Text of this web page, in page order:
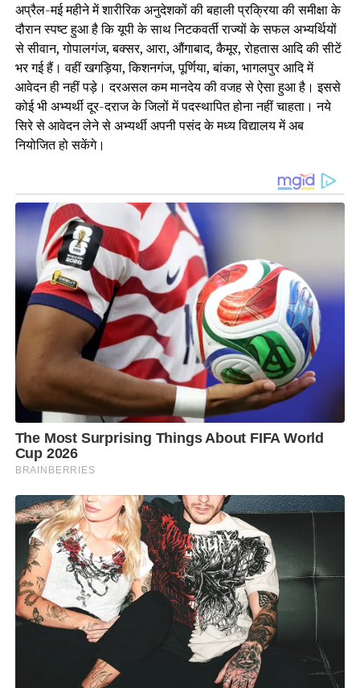
अप्रैल-मई महीने में शारीरिक अनुदेशकों की बहाली प्रक्रिया की समीक्षा के
दौरान स्पष्ट हुआ है कि यूपी के साथ निटकवर्ती राज्यों के सफ‌ल अभ्यर्थियों
से सीवान, गोपालगंज, बक्सर, आरा, औंगाबाद, कैमूर, रोहतास आदि की सीटें
भर गई हैं। वहीं खगड़िया, किशनगंज, पूर्णिया, बांका, भागलपुर आदि में
आवेदन ही नहीं पड़े। दरअसल कम मानदेय की वजह से ऐसा हुआ है। इससे
कोई भी अभ्यर्थी दूर-दराज के जिलों में पदस्थापित होना नहीं चाहता। नये
सिरे से आवेदन लेने से अभ्यर्थी अपनी पसंद के मध्य विद्यालय में अब
नियोजित हो सकेंगे।